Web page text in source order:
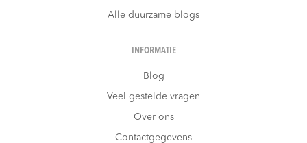
Alle duurzame blogs
INFORMATIE
Blog
Veel gestelde vragen
Over ons
Contactgegevens